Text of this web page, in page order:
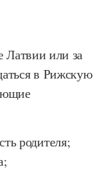
Латвии или за
в Рижскую
родителя;